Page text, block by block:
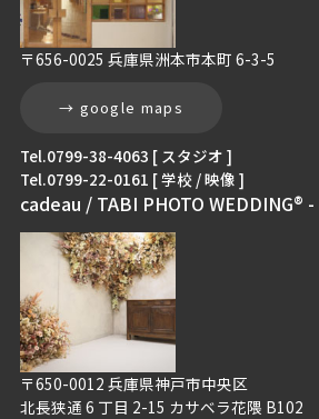
〒656-0025 兵庫県洲本市本町 6-3-5
→ google maps
Tel.0799-38-4063 [ スタジオ ]
Tel.0799-22-0161 [ 学校 / 映像 ]
cadeau / TABI PHOTO WEDDING®
〒650-0012 兵庫県神戸市中央区
北長狭通 6 丁目 2-15 カサベラ花隈 B102